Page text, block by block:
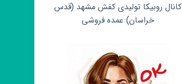
کانال روبیکا تولیدی کفش مشهد (قدس
خراسان) عمده فروشی